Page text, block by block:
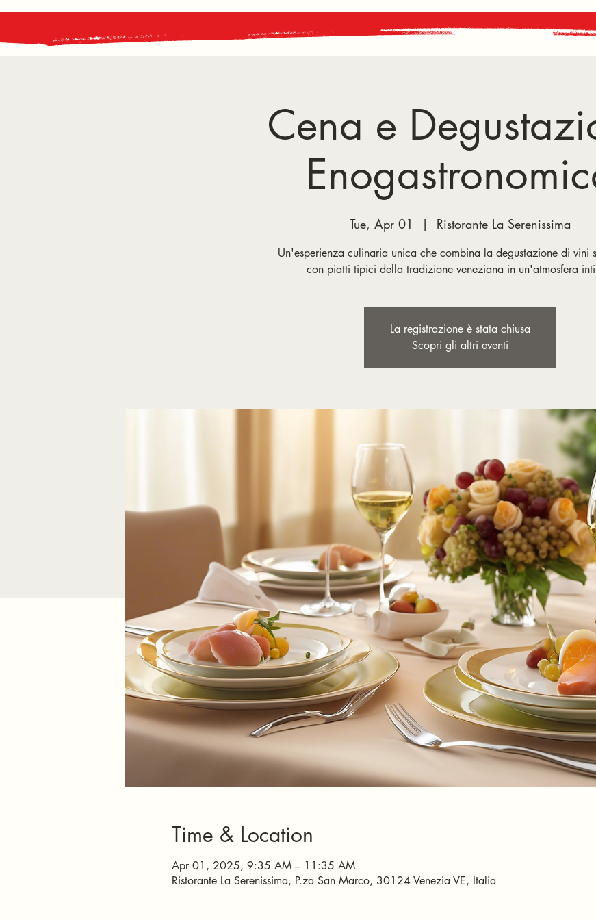
Cena e
Tue, Apr 01
  |
Ristorante La Serenissima
Un'esperienza culinaria unica che combina la degustazione di vini
con piatti tipici della tradizione veneziana in un'atmosfera
La registrazione è stata chiusa
Scopri gli altri eventi
Time & Location
Apr 01, 2025, 9:35 AM – 11:35 AM
Ristorante La Serenissima, P.za San Marco, 30124 Venezia VE, Italia